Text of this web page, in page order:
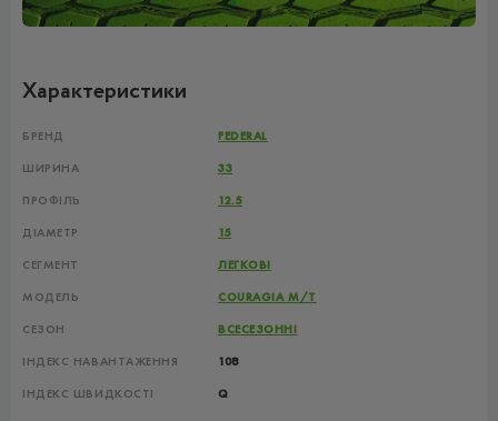
Характеристики
БРЕНД FEDERAL
ШИРИНА 33
ПРОФІЛЬ 12.5
ДІАМЕТР 15
СЕГМЕНТ ЛЕГКОВІ
МОДЕЛЬ COURAGIA M/T
СЕЗОН ВСЕСЕЗОННІ
ІНДЕКС НАВАНТАЖЕННЯ 108
ІНДЕКС ШВИДКОСТІ Q